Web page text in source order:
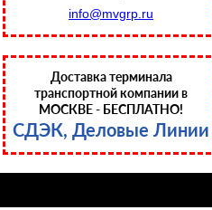
info@mvgrp.ru
Доставка терминала
транспортной компании в
МОСКВЕ - БЕСПЛАТНО!
СДЭК, Деловые Линии